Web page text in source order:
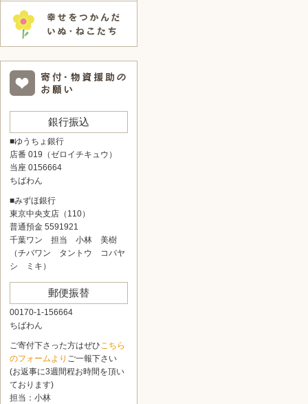
銀行振込
■ゆうちょ銀行
店番 019（ゼロイチキュウ）
当座 0156664
ちばわん
■みずほ銀行
東京中央支店（110）
普通預金 5591921
千葉ワン 担当 小林 美樹
（チバワン タントウ コバヤ
シ ミキ）
郵便振替
00170-1-156664
ちばわん
ご寄付下さった方はぜひこちら
のフォームより ご一報下さい
(お返事に3週間程お時間を頂い
ております)
担当：小林